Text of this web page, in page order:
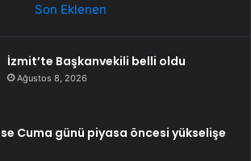
Son Eklenen
İzmit’te Başkanvekili belli oldu
Ağustos 8, 2026
Cuma günü piyasa öncesi yükselişe